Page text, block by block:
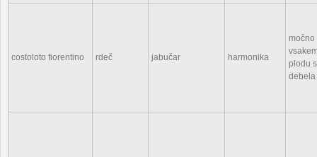
costoloto fiorentino rdeč jabučar harmonika
plodu